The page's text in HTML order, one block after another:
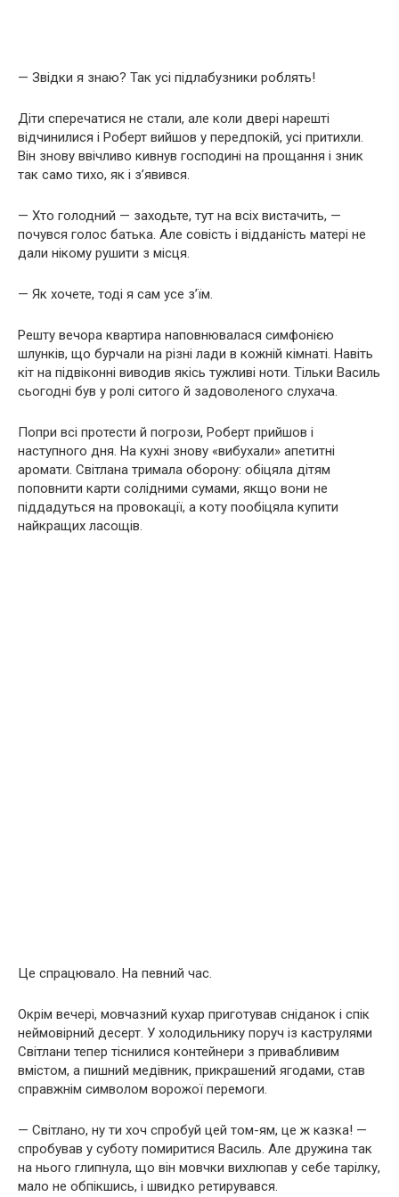
— Звідки я знаю? Так усі підлабузники роблять!
Діти сперечатися не стали, але коли двері нарешті
відчинилися і Роберт вийшов у передпокій, усі притихли.
Він знову ввічливо кивнув господині на прощання і зник
так само тихо, як і з’явився.
— Хто голодний — заходьте, тут на всіх вистачить, —
почувся голос батька. Але совість і відданість матері не
дали нікому рушити з місця.
— Як хочете, тоді я сам усе з’їм.
Решту вечора квартира наповнювалася симфонією
шлунків, що бурчали на різні лади в кожній кімнаті. Навіть
кіт на підвіконні виводив якісь тужливі ноти. Тільки Василь
сьогодні був у ролі ситого й задоволеного слухача.
Попри всі протести й погрози, Роберт прийшов і
наступного дня. На кухні знову «вибухали» апетитні
аромати. Світлана тримала оборону: обіцяла дітям
поповнити карти солідними сумами, якщо вони не
піддадуться на провокації, а коту пообіцяла купити
найкращих ласощів.
Це спрацювало. На певний час.
Окрім вечері, мовчазний кухар приготував сніданок і спік
неймовірний десерт. У холодильнику поруч із каструлями
Світлани тепер тіснилися контейнери з привабливим
вмістом, а пишний медівник, прикрашений ягодами, став
справжнім символом ворожої перемоги.
— Світлано, ну ти хоч спробуй цей том-ям, це ж казка! —
спробував у суботу помиритися Василь. Але дружина так
на нього глипнула, що він мовчки вихлюпав у себе тарілку,
мало не обпікшись, і швидко ретирувався.